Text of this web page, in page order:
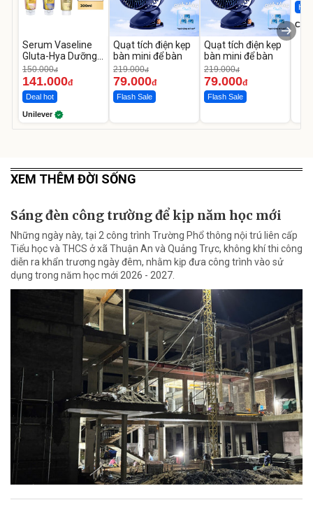
Serum Vaseline
Gluta-Hya Dưỡng
Da Sáng Mịn Sau 7
Ngày
150.000đ
141.000đ
Deal hot
Unilever
Quạt tích điện kẹp
bàn mini để bàn
219.000đ
79.000đ
Flash Sale
Quạt tích điện kẹp
bàn mini để bàn
219.000đ
79.000đ
Flash Sale
Hot
XEM THÊM ĐỜI SỐNG
Sáng đèn công trường để kịp năm học mới
Những ngày này, tại 2 công trình Trường Phổ thông nội trú liên cấp
Tiểu học và THCS ở xã Thuận An và Quảng Trực, không khí thi công
diễn ra khẩn trương ngày đêm, nhằm kịp đưa công trình vào sử
dụng trong năm học mới 2026 - 2027.